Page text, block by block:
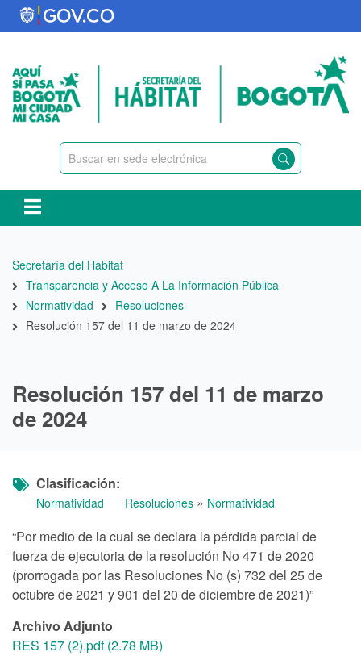
Pasar
al
principal
Ruta
de
navegación
Secretaría del Habitat
Transparencia y Acceso A La Información Pública
Normatividad
Resoluciones
Resolución 157 del 11 de marzo de 2024
Resolución 157 del 11 de marzo
de 2024
Clasificación
Normatividad Resoluciones » Normatividad
“Por medio de la cual se declara la pérdida parcial de
fuerza de ejecutoria de la resolución No 471 de 2020
(prorrogada por las Resoluciones No (s) 732 del 25 de
octubre de 2021 y 901 del 20 de diciembre de 2021)”
Archivo Adjunto
RES 157 (2).pdf (2.78 MB)